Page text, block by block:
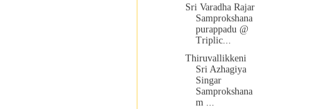
Sri Varadha Rajar
Samprokshana
purappadu @
Triplic...
Thiruvallikkeni
Sri Azhagiya
Singar
Samprokshana
m ...